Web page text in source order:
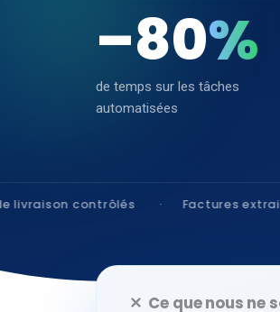
–80%
de temps sur les tâches
automatisées
Factures extraites vers l'ERP
✕ Ce que nous ne